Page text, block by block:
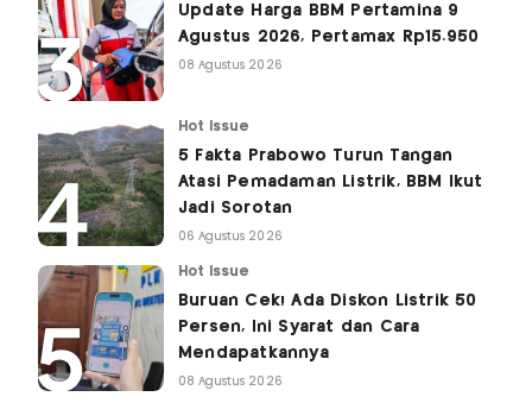
Update Harga BBM Pertamina 9
Agustus 2026, Pertamax Rp15.950
08 Agustus 2026
Hot Issue
5 Fakta Prabowo Turun Tangan
Atasi Pemadaman Listrik, BBM Ikut
Jadi Sorotan
06 Agustus 2026
Hot Issue
Buruan Cek! Ada Diskon Listrik 50
Persen, Ini Syarat dan Cara
Mendapatkannya
08 Agustus 2026